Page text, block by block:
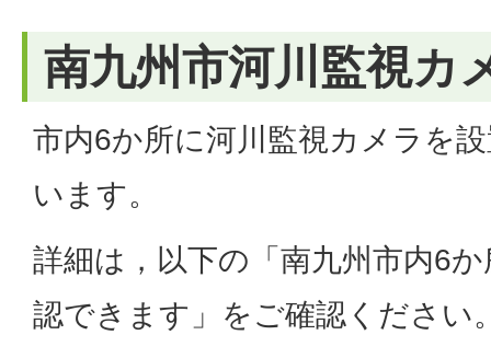
南九州市河川監視カ
市内6か所に河川監視カメラを
います。
詳細は，以下の「南九州市内6
認できます」をご確認ください